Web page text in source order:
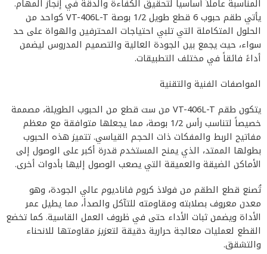
المناسبة عاملاً أساسياً لتحقيق الكفاءة والدقة في إنجاز المهام.
يأتي طقم حبوب 6 قطع طويل 1/2 بوصة VT-406L-T كواحد من
الحلول المتكاملة التي تلبي احتياجات المحترفين والهواة على حد
سواء، حيث يجمع بين الجودة العالية والتصميم المدروس ليضمن
أداءً فائقاً في مختلف التطبيقات.
المواصفات الفنية والتقنية
يتكون طقم VT-406L-T من ست قطع من الحبوب الطويلة، مصممة
خصيصاً لتناسب رأس 1/2 بوصة، مما يجعلها متوافقة مع معظم
مفاتيح الربط والمفكات ذات الحجم القياسي. تتميز هذه الحبوب
بطولها الممتد، الذي يمنح المستخدم قدرة أكبر على الوصول إلى
الأماكن الضيقة والعميقة التي يصعب الوصول إليها بأدوات أخرى.
تُصنع قطع الطقم من فولاذ كروم فاناديوم عالي الجودة، وهو
معدن معروف بصلابته ومقاومته للتآكل والصدأ، مما يطيل عمر
الأداة ويضمن ثبات الأداء حتى في ظروف العمل القاسية. كما تخضع
القطع لعمليات معالجة حرارية دقيقة لتعزيز مقاومتها للانحناء
والتشقق.